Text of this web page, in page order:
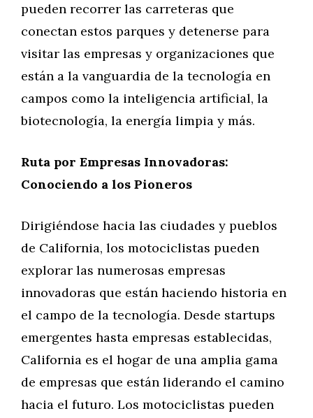
pueden recorrer las carreteras que
conectan estos parques y detenerse para
visitar las empresas y organizaciones que
están a la vanguardia de la tecnología en
campos como la inteligencia artificial, la
biotecnología, la energía limpia y más.
Ruta por Empresas Innovadoras:
Conociendo a los Pioneros
Dirigiéndose hacia las ciudades y pueblos
de California, los motociclistas pueden
explorar las numerosas empresas
innovadoras que están haciendo historia en
el campo de la tecnología. Desde startups
emergentes hasta empresas establecidas,
California es el hogar de una amplia gama
de empresas que están liderando el camino
hacia el futuro. Los motociclistas pueden